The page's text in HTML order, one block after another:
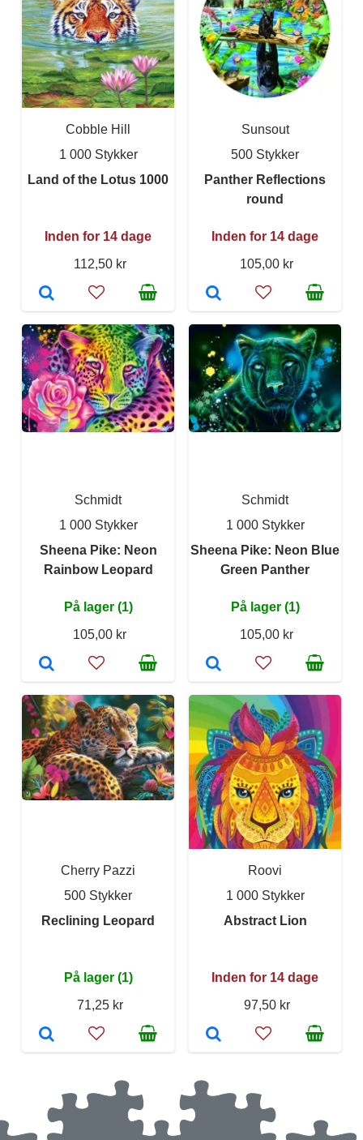
Cobble Hill
1 000 Stykker
Land of the Lotus 1000
Inden for 14 dage
112,50 kr
Sunsout
500 Stykker
Panther Reflections
round
Inden for 14 dage
105,00 kr
Schmidt
1 000 Stykker
Sheena Pike: Neon
Rainbow Leopard
På lager (1)
105,00 kr
Schmidt
1 000 Stykker
Sheena Pike: Neon Blue
Green Panther
På lager (1)
105,00 kr
Cherry Pazzi
500 Stykker
Reclining Leopard
På lager (1)
71,25 kr
Roovi
1 000 Stykker
Abstract Lion
Inden for 14 dage
97,50 kr